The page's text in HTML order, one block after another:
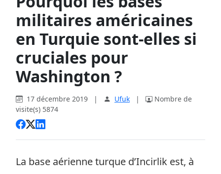
militaires américaines
en Turquie sont-elles si
cruciales pour
Washington ?
17 décembre 2019 | Ufuk |
Nombre de
visite(s) 5874
La base aérienne turque d’Incirlik est, à